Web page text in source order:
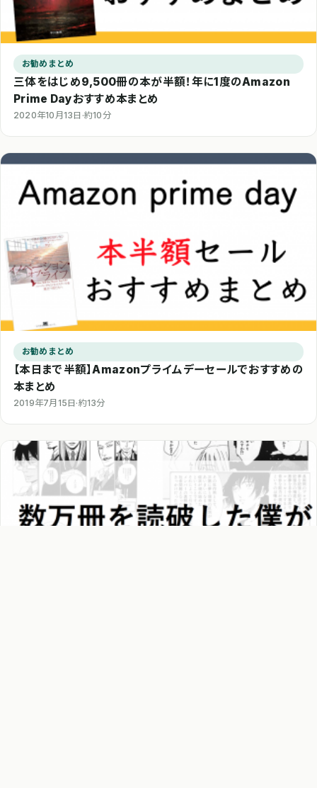
お勧めまとめ
三体をはじめ9,500冊の本が半額！年に1度のAmazon
Prime Dayおすすめ本まとめ
2020年10月13日 ·約10分
お勧めまとめ
【本日まで半額】Amazonプライムデーセールでおすすめの
本まとめ
2019年7月15日 ·約13分